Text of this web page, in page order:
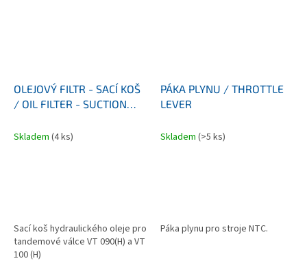
OLEJOVÝ FILTR - SACÍ KOŠ
/ OIL FILTER - SUCTION
Skladem (4 ks)
Sací koš hydraulického oleje pro
tandemové válce VT 090(H) a VT
100 (H)
PÁKA PLYNU / THROTTLE
LEVER
Skladem (>5 ks)
Páka plynu pro stroje NTC.